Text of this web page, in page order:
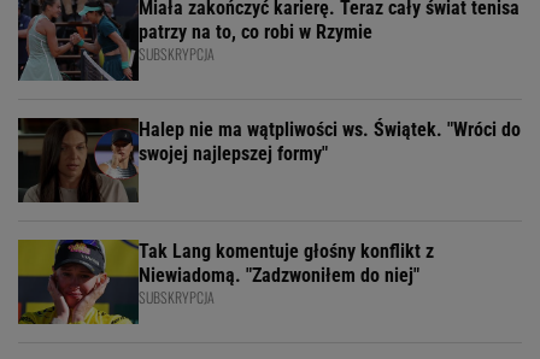
Miała zakończyć karierę. Teraz cały świat tenisa
patrzy na to, co robi w Rzymie
SUBSKRYPCJA
Halep nie ma wątpliwości ws. Świątek. "Wróci do
swojej najlepszej formy"
Tak Lang komentuje głośny konflikt z
Niewiadomą. "Zadzwoniłem do niej"
SUBSKRYPCJA